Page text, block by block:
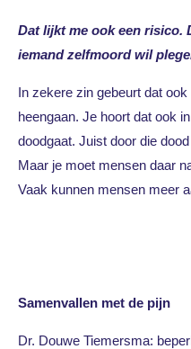
Dat lijkt me ook een risico.
iemand zelfmoord wil
In zekere zin gebeurt dat
heengaan. Je hoort dat ook
doodgaat. Juist door die
Maar je moet mensen daar
Vaak kunnen mensen meer
Samenvallen met de pijn
Dr. Douwe Tiemersma: